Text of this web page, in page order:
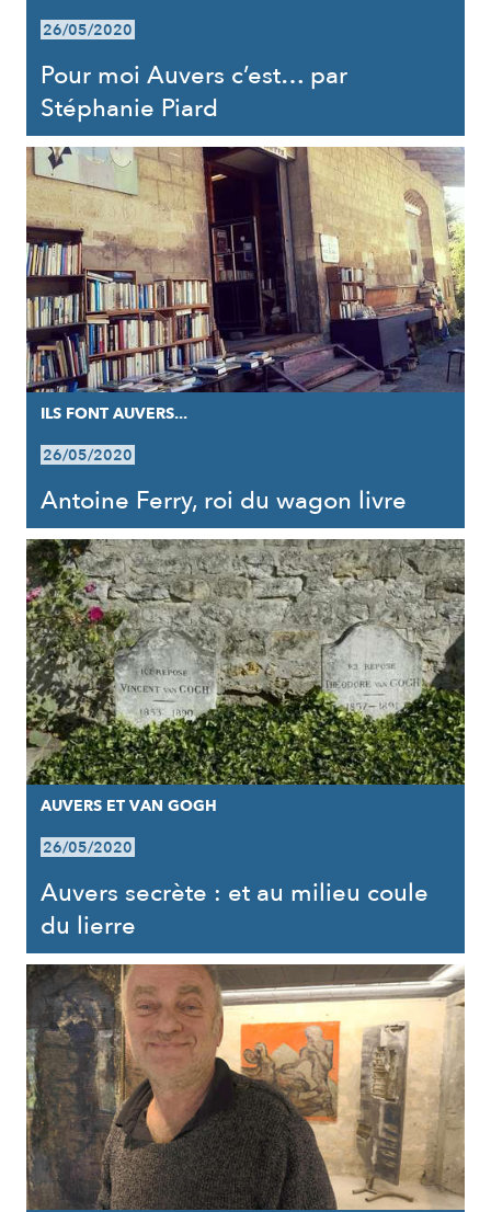
26/05/2020
Pour moi Auvers c’est… par
Stéphanie Piard
ILS FONT AUVERS...
26/05/2020
Antoine Ferry, roi du wagon livre
AUVERS ET VAN GOGH
26/05/2020
Auvers secrète : et au milieu coule
du lierre